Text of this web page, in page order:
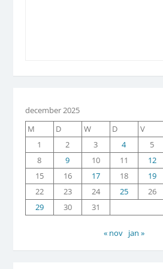
december 2025
M
D W D V
1
2 3 4 5
8
9 10 11 12
15
16 17 18 19
22
23 24 25 26
29
30 31
« nov jan »